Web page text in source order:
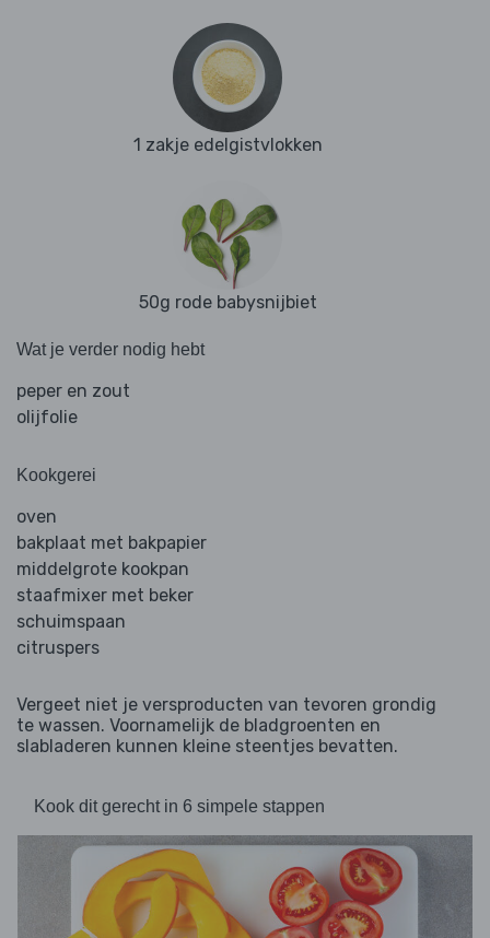
1 zakje edelgistvlokken
50g rode babysnijbiet
Wat je verder nodig hebt
peper en zout
olijfolie
Kookgerei
oven
bakplaat met bakpapier
middelgrote kookpan
staafmixer met beker
schuimspaan
citruspers
Vergeet niet je versproducten van tevoren grondig
te wassen. Voornamelijk de bladgroenten en
slabladeren kunnen kleine steentjes bevatten.
Kook dit gerecht in 6 simpele stappen